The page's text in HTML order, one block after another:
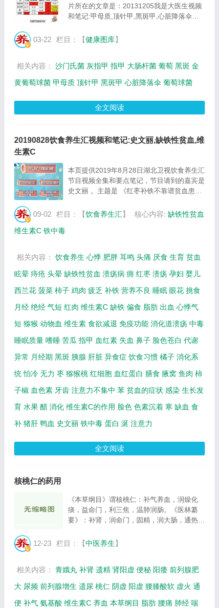
片所在的文章是：20131205我是大医生视频
和笔记:甲母质,顶针甲,黑斑甲,心脏降落伞，
小是42208Byte。...
03-22 栏目：【健康图库】
相关内容： 沙门氏菌 灰指甲 指甲 大肠杆菌 葡萄 黑斑 金
黄葡萄球菌 甲母质 顶针甲 黑斑甲 心脏降落伞 葡萄球菌
全文阅读
20190828饮食养生汇视频和笔记:史文丽,缺铁性贫血,维
生素C
本页提供2019年8月28日湖北卫视饮食养生汇
节目视频全集和要点笔记，节目请到的嘉宾是
史文丽 。主题是 《红枣补铁不靠谱贫血患者
铁到底是怎么导致的，如何预防缺铁性贫血等
09-02 栏目：【饮食养生汇】 核心内容: 缺铁性贫血
维生素C 铁中毒
相关内容： 饮食养生 心悸 肥胖 耳鸣 头痛 厌食 生育 贫血
眩晕 痔疮 头晕 缺铁性贫血 溃疡病 痈 红枣 溃疡 孕妇 婴儿
西兰花 菠菜 柿子 鸡肉 疲乏 补铁 营养不良 睡眠 眼花 挑食
月经 绝经 气短 红肉 维生素C 缺铁 偏食 脂肪 出血 心悸气
短 猕猴 动物血 维生素 食欲减退 免疫功能 消化道溃疡 中毒
睡眠质量 嗜睡 苦瓜 指甲 血红素 失血 鼻子 脸色苍白 代谢
异常 月经期 黑斑 胰腺 肝脏 异食症 饮食习惯 橘子 消化系
统 怕冷 无力 枣 猕猴桃 红细胞 血红蛋白 膳食 腋窝 鱼肉 柿
子椒 血色素 牙齿 注意力不集中 苯 贫血的症状 感染 生长发
育 水果 醋 消化 维生素C的作用 脸色 色素沉着 寒 缺血 食
补 猪肝 鸭血 史文丽 铁中毒 蛋白 涎 注意力
全文阅读
核桃仁的药用
《本草纲目》谓核桃仁：补气养血，润燥化
痰，益命门，利三焦，温肺润肠。《医林纂
要》：补肾，润命门，固精，润大肠，通热
不足引起的老年前列腺肥大。症见面色苍白，
12-23 栏目：【中医养生】
相关内容： 青娥丸 补肾 遗精 肾阳虚 便秘 阳痿 前列腺肥
大 尿频 前列腺增生 遗尿 桃仁 阴虚 阳虚 腰膝酸软 虚火 通
便 补气 氨基酸 维生素C 养血 本草纲目 脂肪 腰痛 肺经 喘